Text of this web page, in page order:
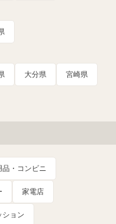
大分県 宮崎県
・コンビニ
家電店
ション